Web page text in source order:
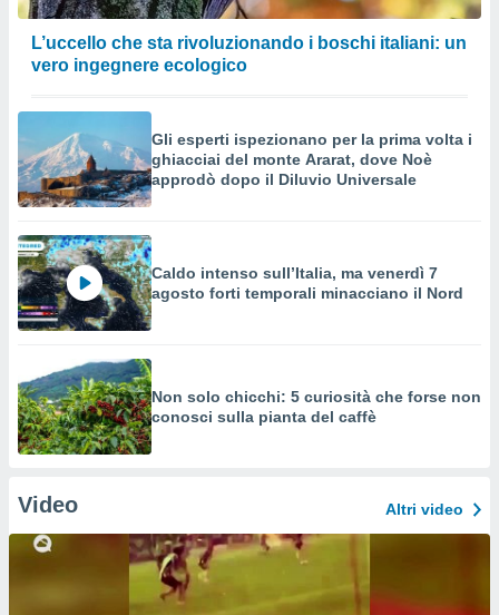
L’uccello che sta rivoluzionando i boschi italiani: un
vero ingegnere ecologico
Gli esperti ispezionano per la prima volta i
ghiacciai del monte Ararat, dove Noè
approdò dopo il Diluvio Universale
Caldo intenso sull’Italia, ma venerdì 7
agosto forti temporali minacciano il Nord
Non solo chicchi: 5 curiosità che forse non
conosci sulla pianta del caffè
Video Altri video